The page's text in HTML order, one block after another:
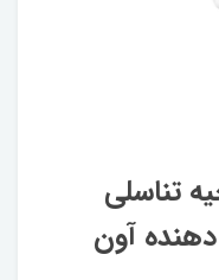
تناسلی
آون